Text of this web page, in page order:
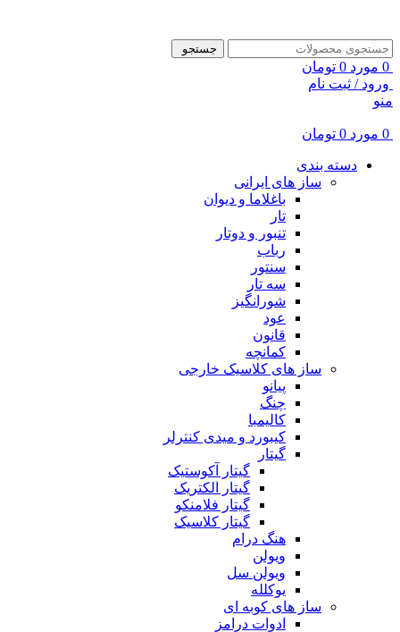
جستجو
0 مورد 0 تومان
ورود / ثبت نام
منو
0 مورد 0 تومان
دسته بندی
ساز های ایرانی
باغلاما و دیوان
تار
تنبور و دوتار
رباب
سنتور
سه تار
شورانگیز
عود
قانون
کمانچه
ساز های کلاسیک خارجی
پیانو
چنگ
کالیمبا
کیبورد و میدی کنترلر
گیتار
گیتار آکوستیک
گیتار الکتریک
گیتار فلامنکو
گیتار کلاسیک
هنگ درام
ویولن
ویولن سل
یوکلله
ساز های کوبه ای
ادوات درامز